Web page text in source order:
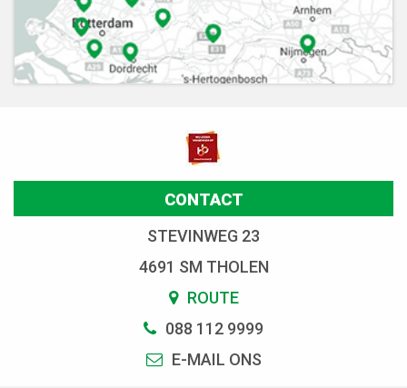
CONTACT
STEVINWEG 23
4691 SM THOLEN
ROUTE
088 112 9999
E-MAIL ONS